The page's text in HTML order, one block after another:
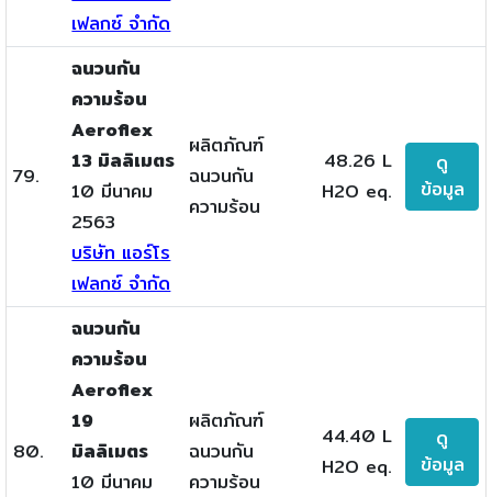
เฟลกซ์ จำกัด
79.
ฉนวนกัน
ความร้อน
Aeroflex
13 มิลลิเมตร
10 มีนาคม
2563
บริษัท แอร์โร
เฟลกซ์ จำกัด
ผลิตภัณฑ์
ฉนวนกัน
ความร้อน
48.26 L
H2O eq.
ดู
ข้อมูล
80.
ฉนวนกัน
ความร้อน
Aeroflex
19
มิลลิเมตร
10 มีนาคม
ผลิตภัณฑ์
ฉนวนกัน
ความร้อน
44.40 L
H2O eq.
ดู
ข้อมูล